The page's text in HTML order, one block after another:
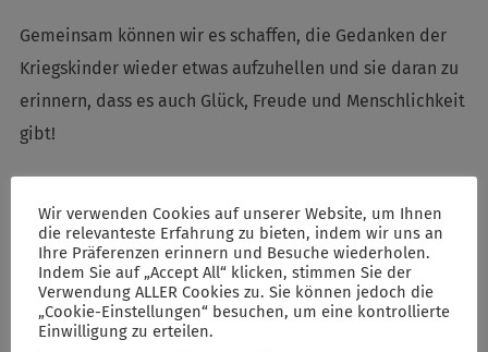
Gemeinsam können wir es schaffen, die Gedanken der
Kriegskinder wieder etwas aufzuhellen und sie daran zu
erinnern, dass es auch Glück, Freude und Menschlichkeit
gibt!
POST AUTHOR
Wir verwenden Cookies auf unserer Website, um Ihnen
die relevanteste Erfahrung zu bieten, indem wir uns an
Ihre Präferenzen erinnern und Besuche wiederholen.
Indem Sie auf „Accept All“ klicken, stimmen Sie der
Verwendung ALLER Cookies zu. Sie können jedoch die
„Cookie-Einstellungen“ besuchen, um eine kontrollierte
Einwilligung zu erteilen.